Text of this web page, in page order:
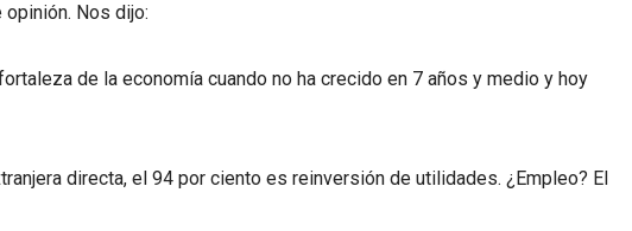
Nos dijo:
de la economía cuando no ha crecido en 7 años y medio y hoy
directa, el 94 por ciento es reinversión de utilidades. ¿Empleo? El